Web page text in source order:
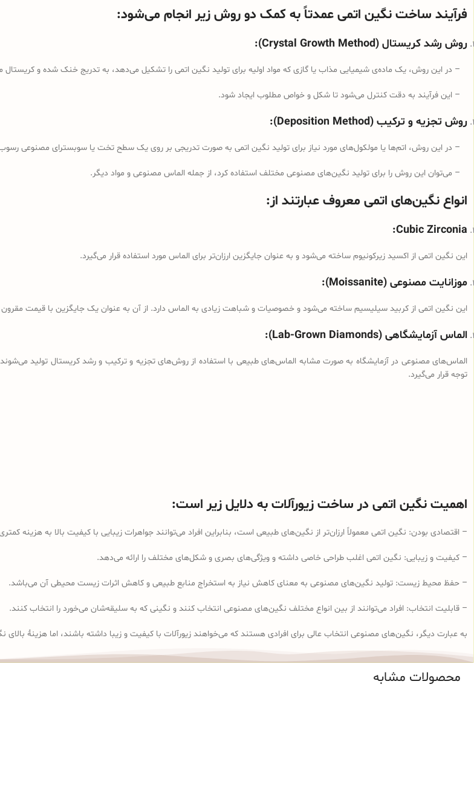
فرآیند ساخت نگین اتمی عمدتاً به کمک دو روش زیر انجام می‌شود:
روش رشد کریستال (Crystal Growth Method):
– در این روش، یک ماده‌ی شیمیایی مذاب یا گازی که مواد اولیه برای تولید نگین اتمی را تشکیل می‌دهد، به تدریج خنک شده و کریستال
– این فرآیند به دقت کنترل می‌شود تا شکل و خواص مطلوب ایجاد شود.
روش تجزیه و ترکیب (Deposition Method):
– در این روش، اتم‌ها یا مولکول‌های مورد نیاز برای تولید نگین اتمی به صورت تدریجی بر روی یک سطح تخت یا سوبسترای مصنوعی
– می‌توان این روش را برای تولید نگین‌های مصنوعی مختلف استفاده کرد، از جمله الماس مصنوعی و مواد دیگر.
انواع نگین‌های اتمی معروف عبارتند از:
Cubic Zirconia:
این نگین اتمی از اکسید زیرکونیوم ساخته می‌شود و به عنوان جایگزین ارزان‌تر برای الماس مورد استفاده قرار می‌گیرد.
موزانایت مصنوعی (Moissanite):
این نگین اتمی از کربید سیلیسیم ساخته می‌شود و خصوصیات و شباهت زیادی به الماس دارد. از آن به عنوان یک جایگزین با قیمت
الماس آزمایشگاهی (Lab-Grown Diamonds):
الماس‌های مصنوعی در آزمایشگاه به صورت مشابه الماس‌های طبیعی با استفاده از روش‌های تجزیه و ترکیب و رشد کریستال تولید
توجه قرار می‌گیرد.
اهمیت نگین اتمی در ساخت زیورآلات به دلایل زیر است:
– اقتصادی‌ بودن: نگین اتمی معمولاً ارزان‌تر از نگین‌های طبیعی است، بنابراین افراد می‌توانند جواهرات زیبایی با کیفیت بالا به هزینه
– کیفیت و زیبایی: نگین اتمی اغلب طراحی خاصی داشته و ویژگی‌های بصری و شکل‌های مختلف را ارائه می‌دهد.
– حفظ محیط زیست: تولید نگین‌های مصنوعی به معنای کاهش نیاز به استخراج منابع طبیعی و کاهش اثرات زیست محیطی آن می‌باشد.
– قابلیت انتخاب: افراد می‌توانند از بین انواع مختلف نگین‌های مصنوعی انتخاب کنند و نگینی که به سلیقه‌شان می‌خورد را انتخاب کنند.
به عبارت دیگر، نگین‌های مصنوعی انتخاب عالی برای افرادی هستند که می‌خواهند زیورآلات با کیفیت و زیبا داشته باشند، اما هزینهٔ
محصولات مشابه